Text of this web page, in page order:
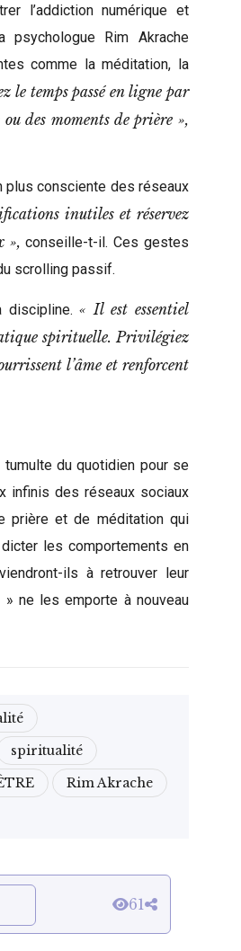
l’addiction numérique et
Rim Akrache
comme la méditation, la
le temps passé en ligne par
des moments de prière »,
plus consciente des réseaux
inutiles et réservez
», conseille-t-il. Ces gestes
scrolling passif.
discipline.« Il est essentiel
spirituelle. Privilégiez
l’âme et renforcent
tumulte du quotidien pour se
infinis des réseaux sociaux
prière et de méditation qui
les comportements en
ils à retrouver leur
ne les emporte à nouveau
spiritualité
Rim Akrache
61